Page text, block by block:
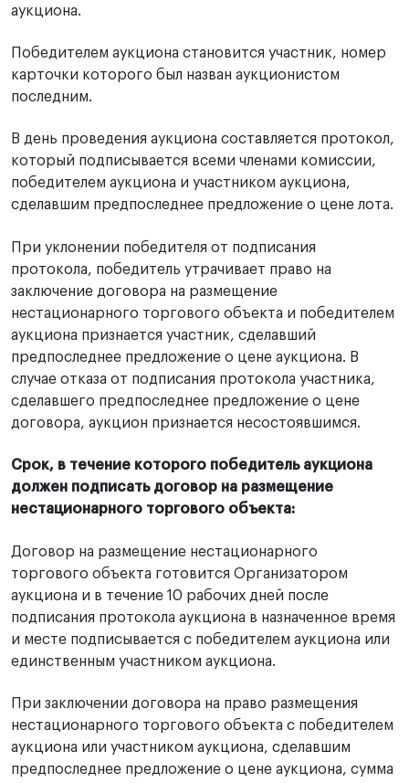
аукциона.
Победителем аукциона становится участник, номер
карточки которого был назван аукционистом
последним.
В день проведения аукциона составляется протокол,
который подписывается всеми членами комиссии,
победителем аукциона и участником аукциона,
сделавшим предпоследнее предложение о цене лота.
При уклонении победителя от подписания
протокола, победитель утрачивает право на
заключение договора на размещение
нестационарного торгового объекта и победителем
аукциона признается участник, сделавший
предпоследнее предложение о цене аукциона. В
случае отказа от подписания протокола участника,
сделавшего предпоследнее предложение о цене
договора, аукцион признается несостоявшимся.
Срок, в течение которого победитель аукциона
должен подписать договор на размещение
нестационарного торгового объекта:
Договор на размещение нестационарного
торгового объекта готовится Организатором
аукциона и в течение 10 рабочих дней после
подписания протокола аукциона в назначенное время
и месте подписывается с победителем аукциона или
единственным участником аукциона.
При заключении договора на право размещения
нестационарного торгового объекта с победителем
аукциона или участником аукциона, сделавшим
предпоследнее предложение о цене аукциона, сумма